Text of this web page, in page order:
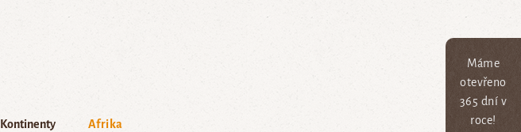
Máme
otevřeno
365 dní v
roce!
Kontinenty Afrika